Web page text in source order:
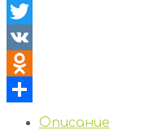
Facebook
Twitter
VK
Odnoklassniki
Отправить
Описание